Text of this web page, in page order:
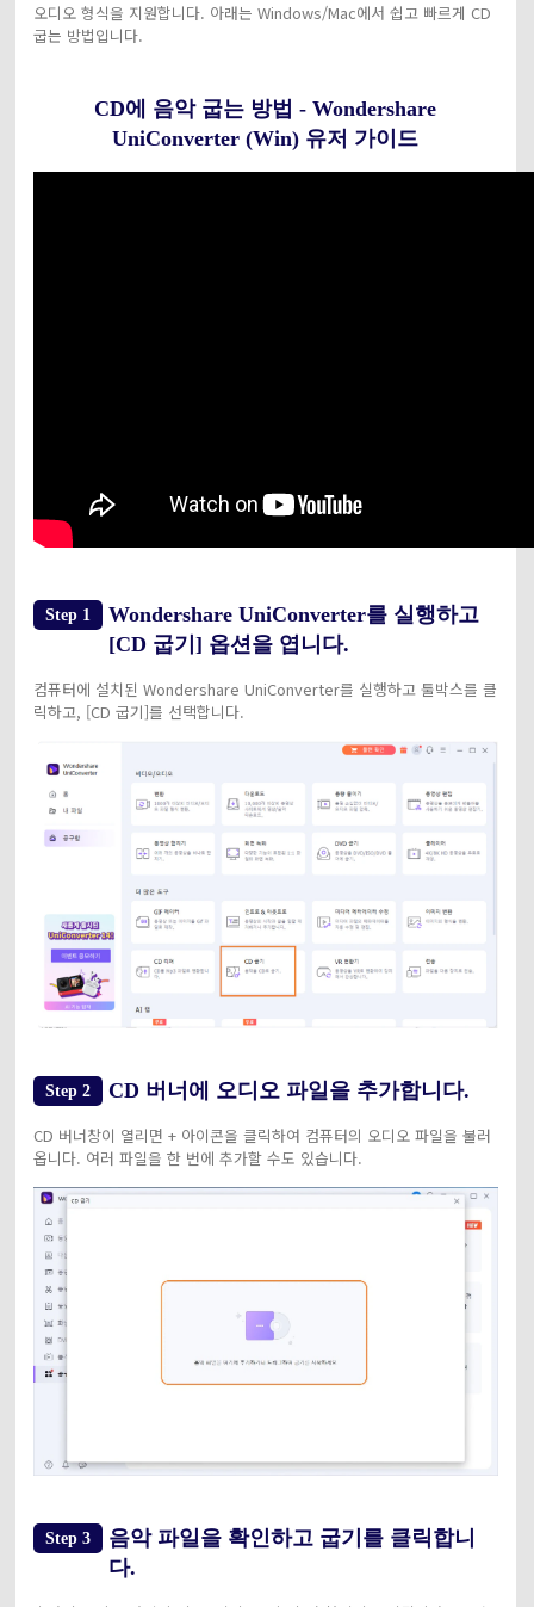
오디오 형식을 지원합니다. 아래는 Windows/Mac에서 쉽고 빠르게 CD
굽는 방법입니다.
CD에 음악 굽는 방법 - Wondershare
UniConverter (Win) 유저 가이드
Step 1
Wondershare UniConverter를 실행하고
[CD 굽기] 옵션을 엽니다.
컴퓨터에 설치된 Wondershare UniConverter를 실행하고 툴박스를 클
릭하고, [CD 굽기]를 선택합니다.
Step 2 CD 버너에 오디오 파일을 추가합니다.
CD 버너창이 열리면 + 아이콘을 클릭하여 컴퓨터의 오디오 파일을 불러
옵니다. 여러 파일을 한 번에 추가할 수도 있습니다.
Step 3
음악 파일을 확인하고 굽기를 클릭합니
다.